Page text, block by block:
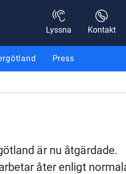
Lyssna
Kontakt
Press
är nu åtgärdade.
åter enligt